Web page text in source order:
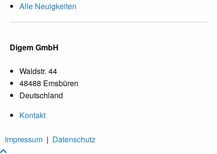
Alle Neuigkeiten
Digem GmbH
Waldstr. 44
48488 Emsbüren
Deutschland
Kontakt
Impressum | Datenschutz